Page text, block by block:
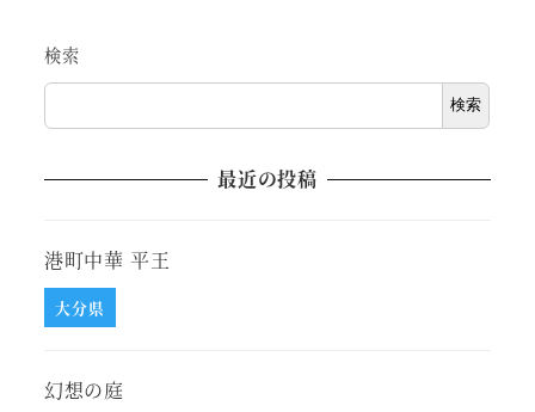
検索
検索
最近の投稿
港町中華 平王
大分県
幻想の庭